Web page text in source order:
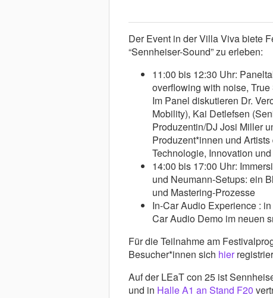
Der Event in der Villa Viva biete
“Sennheiser-Sound” zu erleben:
11:00 bis 12:30 Uhr:
overflowing with noise,
Im Panel diskutieren Dr.
Mobility), Kai Detlefsen
Produzentin/DJ Josi Miller
Produzent*innen und
Technologie, Innovation
14:00 bis 17:00 Uhr:
und Neumann-Setups: ein
und Mastering-Prozesse
In-Car Audio Experience :
Car Audio Demo im neuen
Für die Teilnahme am
Besucher*innen sich hier
Auf der LEaT con 25 ist
und in Halle A1 an Stand F20